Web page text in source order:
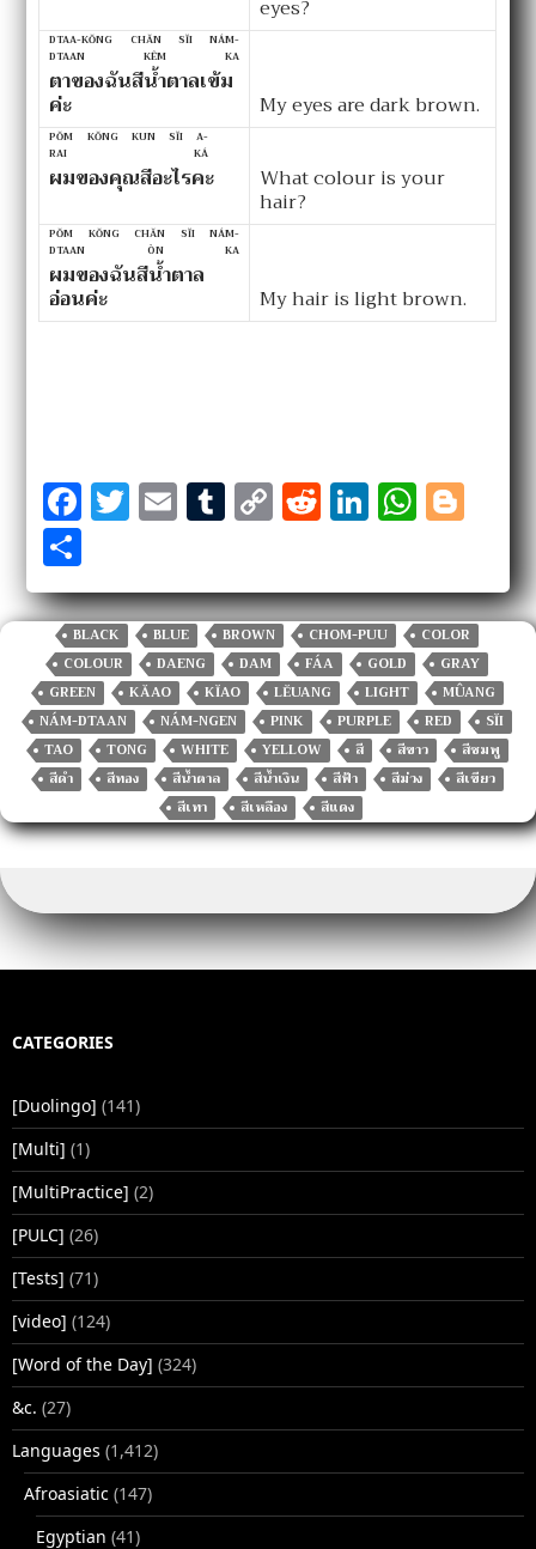
eyes?
ตาของฉันสีน้ำตาลเข้ม
ค่ะ
DTAA-KŎNG CHĂN SĬI NÁM-
DTAAN KÊM KA
My eyes are dark brown.
ผมของคุณสีอะไรคะ
PŎM KŎNG KUN SĬI A-
RAI KÁ
What colour is your
hair?
ผมของฉันสีน้ำตาล
อ่อนค่ะ
PŎM KŎNG CHĂN SĬI NÁM-
DTAAN ÒN KA
My hair is light brown.
F
a
c
e
b
o
o
k
T
w
it
te
r
E
m
ai
l
T
u
m
bl
r
C
o
p
y
Li
n
k
R
e
d
di
t
Li
n
k
e
dI
n
W
h
at
s
A
p
p
g
g
er
h
ar
e
BLACK BLUE BROWN CHOM-PUU
COLOR
COLOUR
DAENG DAM FÁA GOLD
GRAY
GREEN
KĂAO KĬAO LĔUANG LIGHT
MÛANG
NÁM-DTAAN
NÁM-NGEN PINK PURPLE RED
SĬI
TAO
TONG WHITE YELLOW สี สีขาว
สีชมพู
สีดำ
สีทอง สีน้ำตาล สีน้ำเงิน สีฟ้า สีม่วง
สีเขียว
สีเทา
สีเหลือง สีแดง
CATEGORIES
[Duolingo] (141)
[Multi] (1)
[MultiPractice] (2)
[PULC] (26)
[Tests] (71)
[video] (124)
[Word of the Day] (324)
&c. (27)
Languages (1,412)
Afroasiatic (147)
Egyptian (41)